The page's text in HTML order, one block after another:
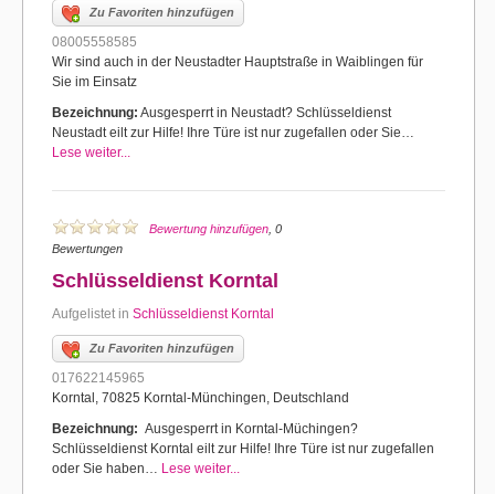
Zu Favoriten hinzufügen
08005558585
Wir sind auch in der Neustadter Hauptstraße in Waiblingen für
Sie im Einsatz
Bezeichnung: Ausgesperrt in Neustadt? Schlüsseldienst
Neustadt eilt zur Hilfe! Ihre Türe ist nur zugefallen oder Sie…
Lese weiter...
Bewertung hinzufügen , 0
Bewertungen
Schlüsseldienst Korntal
Aufgelistet in Schlüsseldienst Korntal
Zu Favoriten hinzufügen
017622145965
Korntal, 70825 Korntal-Münchingen, Deutschland
Bezeichnung: Ausgesperrt in Korntal-Müchingen?
Schlüsseldienst Korntal eilt zur Hilfe! Ihre Türe ist nur zugefallen
oder Sie haben… Lese weiter...